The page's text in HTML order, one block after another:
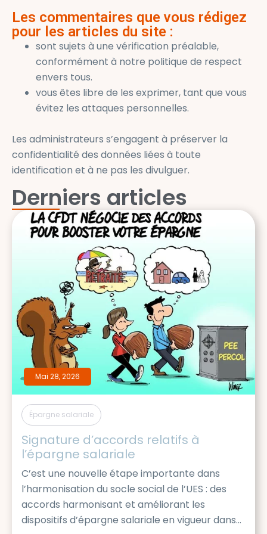
Les commentaires que vous rédigez
pour les articles du site :
sont sujets à une vérification préalable,
conformément à notre politique de respect
envers tous.
vous êtes libre de les exprimer, tant que vous
évitez les attaques personnelles.
Les administrateurs s’engagent à préserver la
confidentialité des données liées à toute
identification et à ne pas les divulguer.
Derniers articles
Mai 28, 2026
Épargne salariale
Signature d’accords relatifs à
l’épargne salariale
C’est une nouvelle étape importante dans
l’harmonisation du socle social de l’UES : des
accords harmonisant et améliorant les
dispositifs d’épargne salariale en vigueur dans